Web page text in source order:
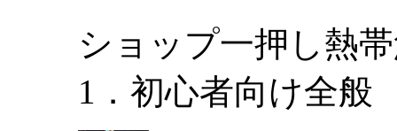
ショップ一押し熱
1．初心者向け全